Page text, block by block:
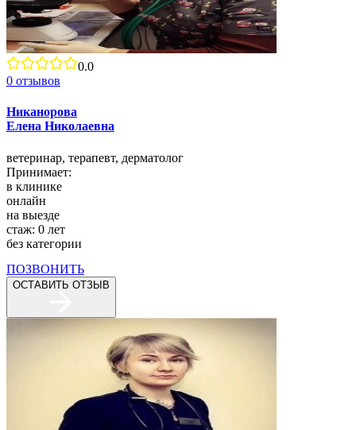
0.0
0 отзывов
Никанорова
Елена Николаевна
ветеринар, терапевт, дерматолог
Принимает:
в клинике
онлайн
на выезде
стаж: 0 лет
без категории
ПОЗВОНИТЬ
ОСТАВИТЬ ОТЗЫВ